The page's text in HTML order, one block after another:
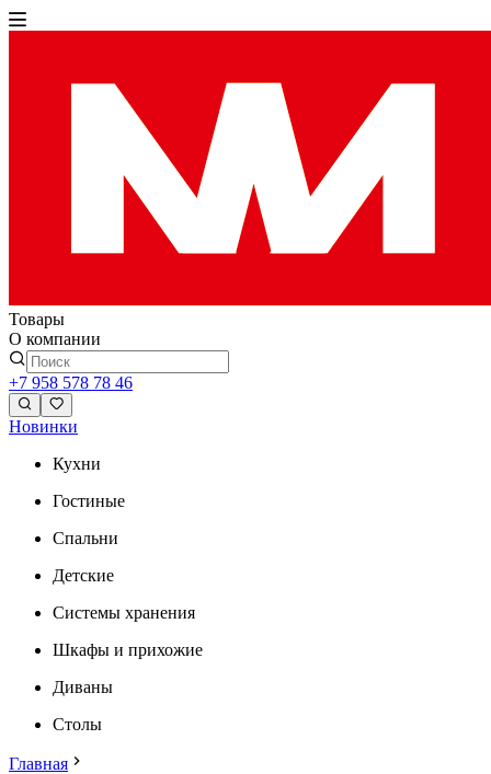
Товары
О компании
+7 958 578 78 46
Новинки
Кухни
Гостиные
Спальни
Детские
Системы хранения
Шкафы и прихожие
Диваны
Столы
Главная